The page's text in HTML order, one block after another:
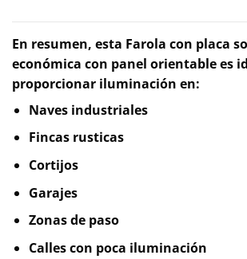
En resumen, esta Farola con placa
económica con panel orientable es
proporcionar iluminación en:
Naves industriales
Fincas rusticas
Cortijos
Garajes
Zonas de paso
Calles con poca iluminación